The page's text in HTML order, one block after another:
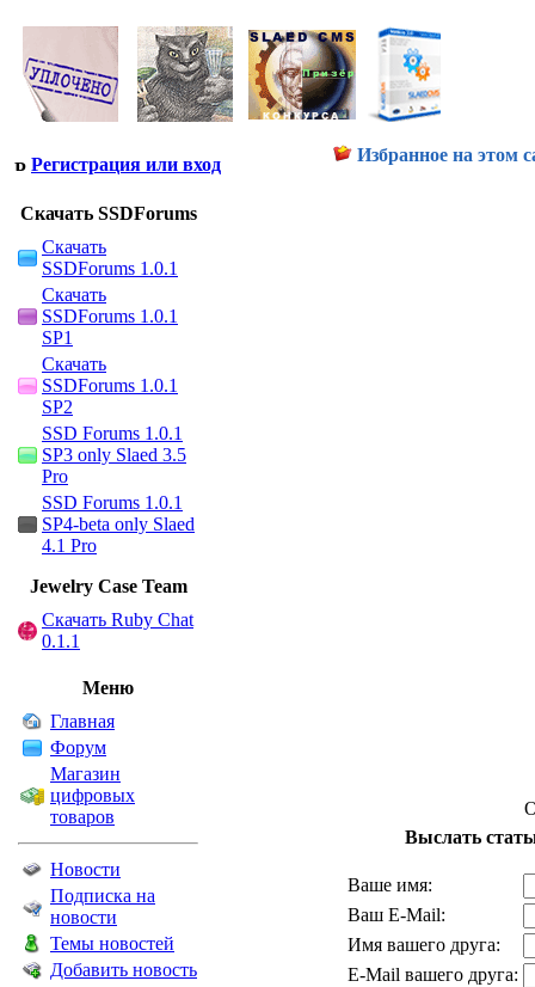
Регистрация или вход Избранное на этом
Скачать SSDForums
Скачать
SSDForums 1.0.1
Скачать
SSDForums 1.0.1
SP1
Скачать
SSDForums 1.0.1
SP2
SSD Forums 1.0.1
SP3 only Slaed 3.5
Pro
SSD Forums 1.0.1
SP4-beta only Slaed
4.1 Pro
Jewelry Сase Team
Скачать Ruby Chat
0.1.1
Меню
Главная
Форум
Магазин
цифровых
товаров
Новости
Подписка на
новости
Темы новостей
Добавить новость
Выслать
Ваше имя:
Ваш E-Mail:
Имя вашего друга:
E-Mail вашего друга: